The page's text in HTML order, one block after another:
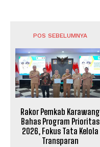
POS SEBELUMNYA
Rakor Pemkab Karawang
Bahas Program Prioritas
2026, Fokus Tata Kelola
Transparan